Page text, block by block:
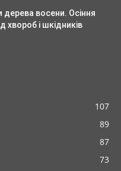
восени. Осіння
хвороб і шкідників
107
89
87
73